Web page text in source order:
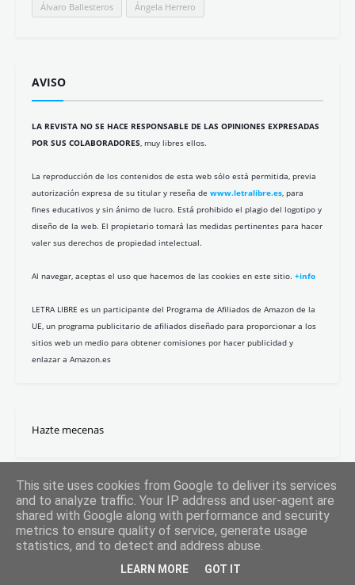
Álvaro Ballesteros Ángela Herrero
AVISO
LA REVISTA NO SE HACE RESPONSABLE DE LAS OPINIONES EXPRESADAS
POR SUS COLABORADORES, muy libres ellos.
La reproducción de los contenidos de esta web sólo está permitida, previa
autorización expresa de su titular y reseña de www.letralibre.es, para
fines educativos y sin ánimo de lucro. Está prohibido el plagio del logotipo y
diseño de la web. El propietario tomará las medidas pertinentes para hacer
valer sus derechos de propiedad intelectual.
Al navegar, aceptas el uso que hacemos de las cookies en este sitio. +info
LETRA LIBRE es un participante del Programa de Afiliados de Amazon de la
UE, un programa publicitario de afiliados diseñado para proporcionar a los
sitios web un medio para obtener comisiones por hacer publicidad y
enlazar a Amazon.es
Hazte mecenas
This site uses cookies from Google to deliver its services
and to analyze traffic. Your IP address and user-agent are
shared with Google along with performance and security
metrics to ensure quality of service, generate usage
statistics, and to detect and address abuse.
LEARN MORE GOT IT